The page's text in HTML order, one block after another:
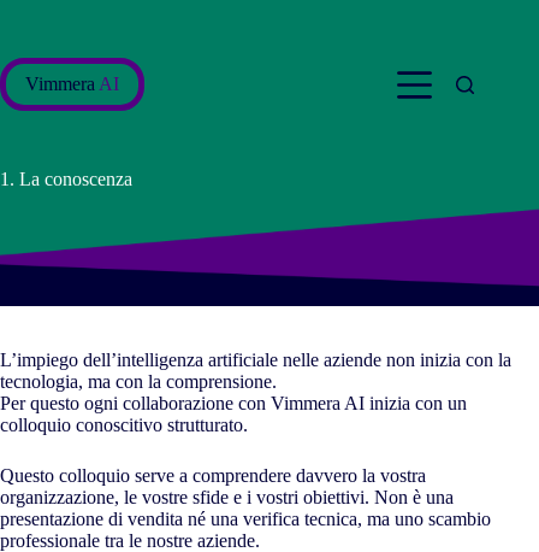
Vimmera AI
1. La conoscenza
L’impiego dell’intelligenza artificiale nelle aziende non inizia con la
tecnologia, ma con la comprensione.
Per questo ogni collaborazione con Vimmera AI inizia con un
colloquio conoscitivo strutturato.
Questo colloquio serve a comprendere davvero la vostra
organizzazione, le vostre sfide e i vostri obiettivi. Non è una
presentazione di vendita né una verifica tecnica, ma uno scambio
professionale tra le nostre aziende.